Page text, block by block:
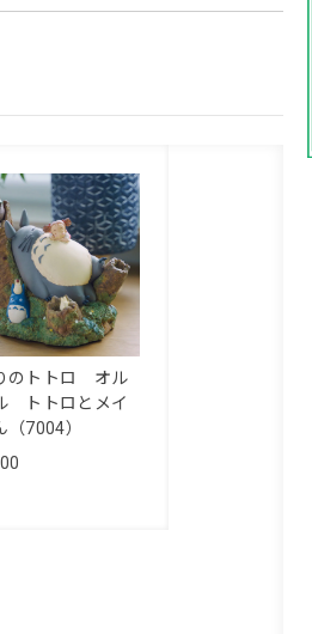
のトトロ オル
トトロとメイ
（7004）